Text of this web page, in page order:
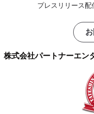
プレスリリース配
株式会社パートナーエン